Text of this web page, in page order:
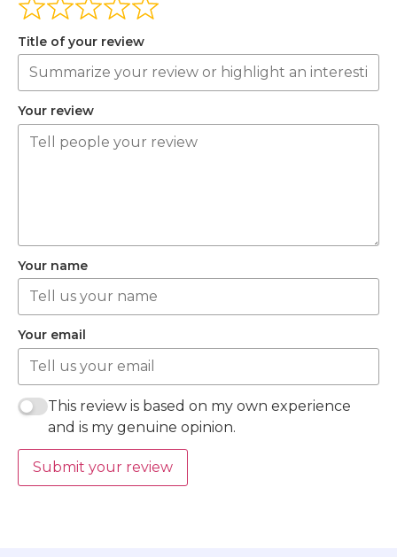
Title of your review
Your review
Your name
Your email
This review is based on my own experience
and is my genuine opinion.
Submit your review